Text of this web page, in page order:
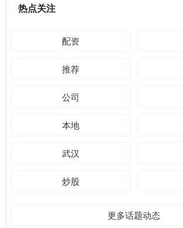
热点关注
配资
推荐
公司
本地
武汉
炒股
更多话题动态